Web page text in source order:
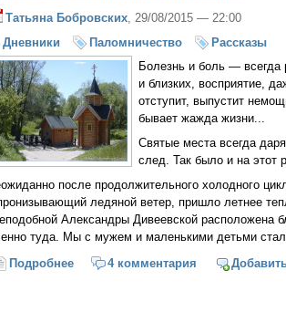
Татьяна Бобровских , 29/08/2015 — 22:00
Дневники
Паломничество
Рассказы
Болезнь и боль — всегда
и близких, восприятие,
отступит, выпустит
бывает жажда жизни...
Святые места всегда
след. Так было и на этот
после продолжительного холодного
ледяной ветер, пришло летнее
Александры Дивеевской расположена
туда. Мы с мужем и маленькими детьми
Подробнеео Случай на святом Источнике
4 комментария